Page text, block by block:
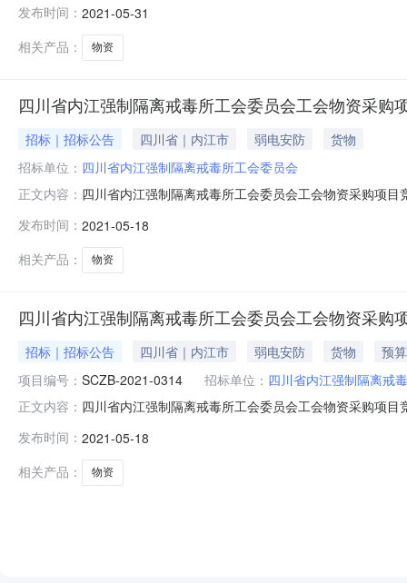
028-85700018采购单位四川省内江强制隔离戒毒所工会
公司代理机
发布时间： 2021-05-31
相关产品：
物资
四川省内江强制隔离戒毒所工会委员会工会物资采购
招标｜招标公告 四川省｜内江市 弱电安防
货物
招标单位： 四川省内江强制隔离戒毒所工会委员会
正文内容： 四川省内江强制隔离戒毒所工会委员会工会物资采购项
2021年05月25日每日:9:00至12:00下午:14:00至17:00（
发布时间： 2021-05-18
相关产品：
物资
四川省内江强制隔离戒毒所工会委员会工会物资采购
招标｜招标公告 四川省｜内江市 弱电安防 货物
预
项目编号： SCZB-2021-0314 招标单位： 四川省内江强制隔离戒
正文内容： 四川省内江强制隔离戒毒所工会委员会工会物资采购项
售服务采购单位四川省内江强制隔离戒毒所工会委员会
发布时间： 2021-05-18
相关产品：
物资